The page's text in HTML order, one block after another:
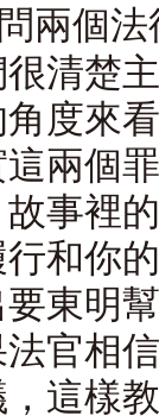
兩個
清楚
度來
兩個
事裡
和你
東明
官相
這樣